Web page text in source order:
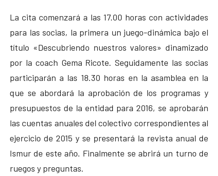
La cita comenzará a las 17.00 horas con actividades
para las socias, la primera un juego-dinámica bajo el
título «Descubriendo nuestros valores» dinamizado
por la coach Gema Ricote. Seguidamente las socias
participarán a las 18.30 horas en la asamblea en la
que se abordará la aprobación de los programas y
presupuestos de la entidad para 2016, se aprobarán
las cuentas anuales del colectivo correspondientes al
ejercicio de 2015 y se presentará la revista anual de
Ismur de este año. Finalmente se abrirá un turno de
ruegos y preguntas.